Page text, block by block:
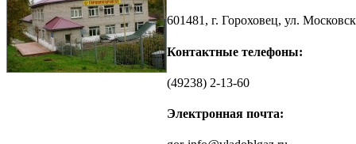
601481, г. Гороховец, ул.
Контактные телефоны:
(49238) 2-13-60
Электронная почта: